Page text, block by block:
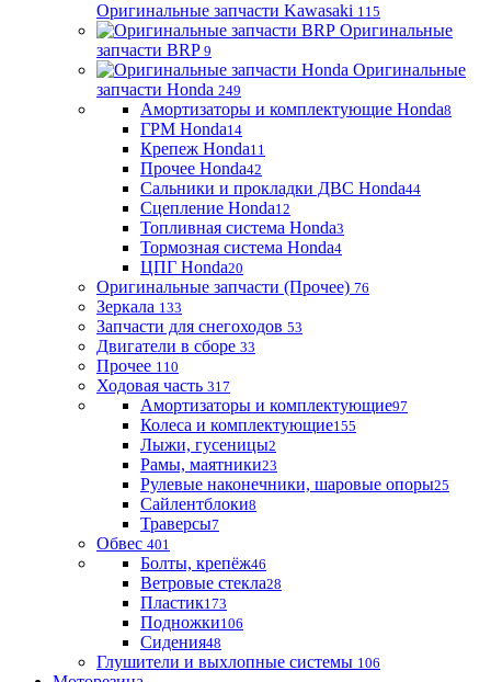
Оригинальные запчасти Kawasaki 115
Оригинальные
запчасти BRP 9
Оригинальные
запчасти Honda 249
Амортизаторы и комплектующие Honda8
ГРМ Honda14
Крепеж Honda11
Прочее Honda42
Сальники и прокладки ДВС Honda44
Сцепление Honda12
Топливная система Honda3
Тормозная система Honda4
ЦПГ Honda20
Оригинальные запчасти (Прочее) 76
Зеркала 133
Запчасти для снегоходов 53
Двигатели в сборе 33
Прочее 110
Ходовая часть 317
Амортизаторы и комплектующие97
Колеса и комплектующие155
Лыжи, гусеницы2
Рамы, маятники23
Рулевые наконечники, шаровые опоры25
Сайлентблоки8
Траверсы7
Обвес 401
Болты, крепёж46
Ветровые стекла28
Пластик173
Подножки106
Сидения48
Глушители и выхлопные системы 106